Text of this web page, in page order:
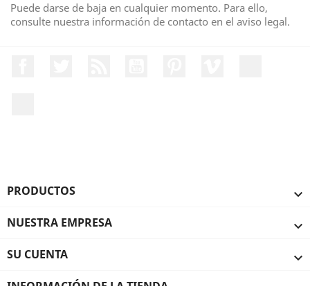
Puede darse de baja en cualquier momento. Para ello,
consulte nuestra información de contacto en el aviso legal.
PRODUCTOS 
NUESTRA EMPRESA 
SU CUENTA 